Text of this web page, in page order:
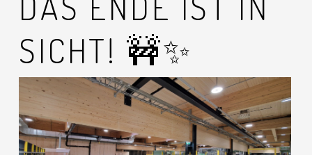
SICHT! 🚧✨